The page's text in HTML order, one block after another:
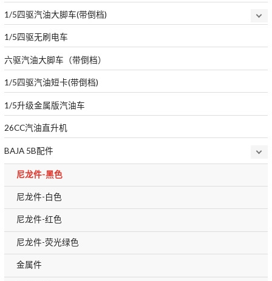
1/5四驱汽油大脚车(带倒档)
1/5四驱无刷电车
六驱汽油大脚车（带倒档）
1/5四驱汽油短卡(带倒档)
1/5升级金属版汽油车
26CC汽油直升机
BAJA 5B配件
尼龙件-黑色
尼龙件-白色
尼龙件-红色
尼龙件-荧光绿色
金属件